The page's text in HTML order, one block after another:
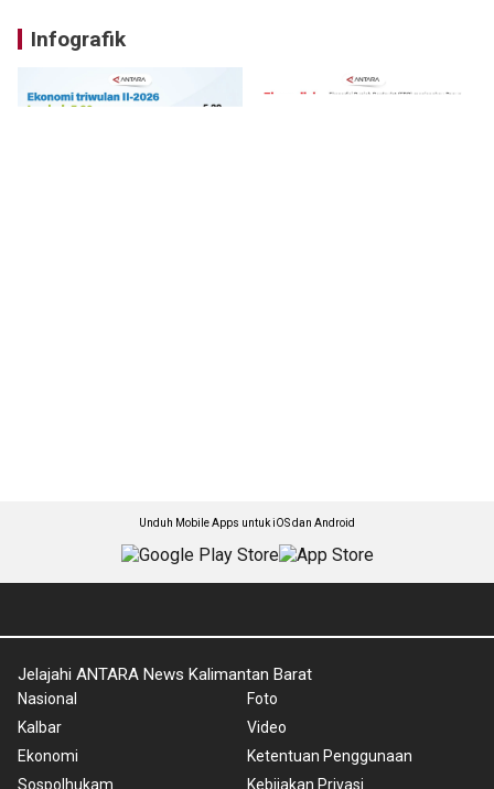
Infografik
Unduh Mobile Apps untuk iOS dan Android
Jelajahi ANTARA News Kalimantan Barat
Nasional
Kalbar
Ekonomi
Sospolhukam
Foto
Video
Ketentuan Penggunaan
Kebijakan Privasi